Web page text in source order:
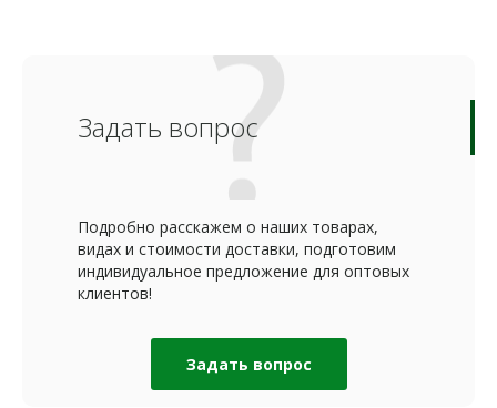
Задать вопрос
Подробно расскажем о наших товарах,
видах и стоимости доставки, подготовим
индивидуальное предложение для оптовых
клиентов!
Задать вопрос